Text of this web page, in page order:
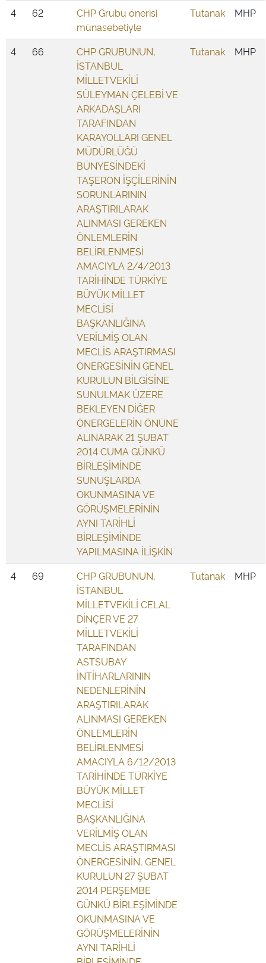
4
62
CHP Grubu önerisi
münasebetiyle
Tutanak MHP
4 66
CHP GRUBUNUN,
İSTANBUL
MİLLETVEKİLİ
SÜLEYMAN ÇELEBİ VE
ARKADAŞLARI
TARAFINDAN
KARAYOLLARI GENEL
MÜDÜRLÜĞÜ
BÜNYESİNDEKİ
TAŞERON İŞÇİLERİNİN
SORUNLARININ
ARAŞTIRILARAK
ALINMASI GEREKEN
ÖNLEMLERİN
BELİRLENMESİ
AMACIYLA 2/4/2013
TARİHİNDE TÜRKİYE
BÜYÜK MİLLET
MECLİSİ
BAŞKANLIĞINA
VERİLMİŞ OLAN
MECLİS ARAŞTIRMASI
ÖNERGESİNİN GENEL
KURULUN BİLGİSİNE
SUNULMAK ÜZERE
BEKLEYEN DİĞER
ÖNERGELERİN ÖNÜNE
ALINARAK 21 ŞUBAT
2014 CUMA GÜNKÜ
BİRLEŞİMİNDE
SUNUŞLARDA
OKUNMASINA VE
GÖRÜŞMELERİNİN
AYNI TARİHLİ
BİRLEŞİMİNDE
YAPILMASINA İLİŞKİN
Tutanak MHP
4 69
CHP GRUBUNUN,
İSTANBUL
MİLLETVEKİLİ CELAL
DİNÇER VE 27
MİLLETVEKİLİ
TARAFINDAN
ASTSUBAY
İNTİHARLARININ
NEDENLERİNİN
ARAŞTIRILARAK
ALINMASI GEREKEN
ÖNLEMLERİN
BELİRLENMESİ
AMACIYLA 6/12/2013
TARİHİNDE TÜRKİYE
BÜYÜK MİLLET
MECLİSİ
BAŞKANLIĞINA
VERİLMİŞ OLAN
MECLİS ARAŞTIRMASI
ÖNERGESİNİN, GENEL
KURULUN 27 ŞUBAT
2014 PERŞEMBE
GÜNKÜ BİRLEŞİMİNDE
OKUNMASINA VE
GÖRÜŞMELERİNİN
AYNI TARİHLİ
Tutanak MHP